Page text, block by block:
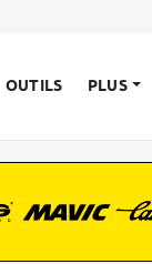
OUTILS PLUS